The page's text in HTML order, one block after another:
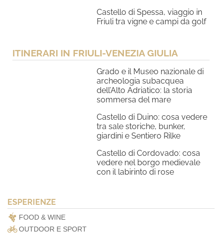
Castello di Spessa, viaggio in
Friuli tra vigne e campi da golf
ITINERARI IN FRIULI-VENEZIA GIULIA
Grado e il Museo nazionale di
archeologia subacquea
dell’Alto Adriatico: la storia
sommersa del mare
Castello di Duino: cosa vedere
tra sale storiche, bunker,
giardini e Sentiero Rilke
Castello di Cordovado: cosa
vedere nel borgo medievale
con il labirinto di rose
ESPERIENZE
FOOD & WINE
OUTDOOR E SPORT